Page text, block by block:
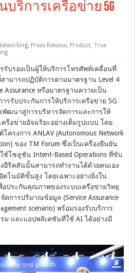
ริการเครือข่าย 5G
, Press Release, Product, True
รับรองเป็นผู้ให้บริการโทรศัพท์เคลื่อนที่
ามารถปฏิบัติการตามมาตรฐาน Level 4
Assurance หรือมาตรฐานความเป็น
รรับประกันการให้บริการเครือข่าย 5G
ฒนาสู่การบริหารจัดการและการให้
รือข่ายอัจฉริยะอย่างเต็มรูปแบบ โดย
ครงการ ANLAV (Autonomous Network
ของ TM Forum ซึ่งเป็นเครื่องยืนยัน
ช้โซลูชัน Intent-Based Operations ที่ขับ
อีริคสันนั้นสามารถทำงานได้ด้วยตนเอง
ตโนมัติขั้นสูง โดยเฉพาะอย่างยิ่งใน
ประกันคุณภาพของระบบเครือข่ายวิทยุ
ดการปริมาณข้อมูล (Service Assurance
scenario) พร้อมรองรับบริการ
ม และแอปพลิเคชันที่ใช้ AI ได้อย่างมี